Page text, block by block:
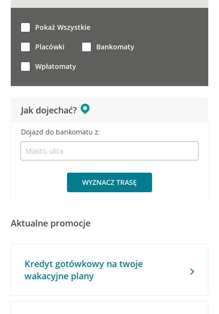
Jak dojechać?
Dojazd do bankomatu z:
WYZNACZ TRASĘ
Pokaż Wszystkie
Placówki Bankomaty
Wpłatomaty
Aktualne promocje
Kredyt gotówkowy na twoje
wakacyjne plany